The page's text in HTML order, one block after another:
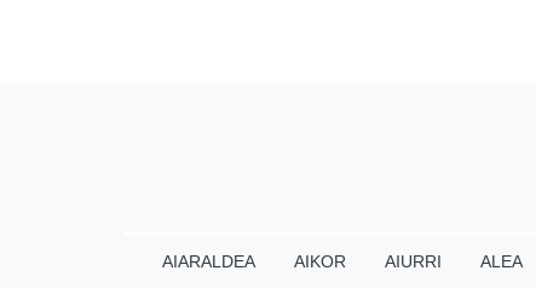
AIARALDEA AIKOR AIURRI ALEA